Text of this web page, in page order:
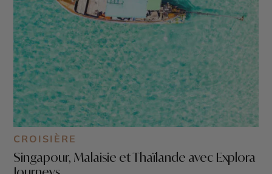
CROISIÈRE
Singapour, Malaisie et Thaïlande avec Explora